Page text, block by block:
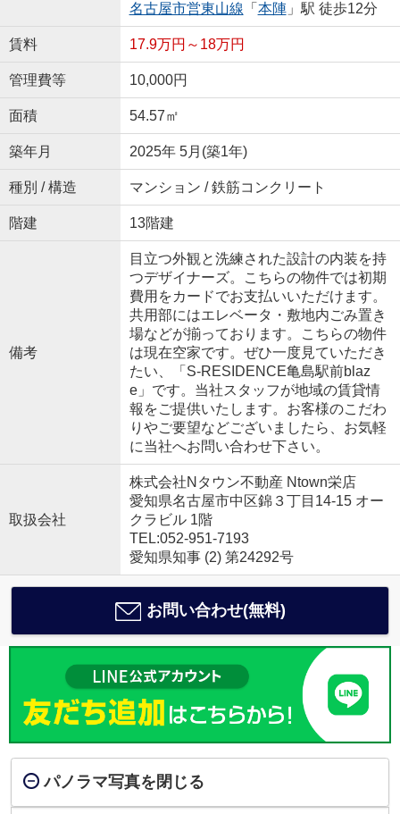
名古屋市営東山線 「 本陣」駅 徒歩12分
賃料 17.9万円～18万円
管理費等 10,000円
面積 54.57㎡
築年月 2025年 5月(築1年)
種別 / 構造 マンション / 鉄筋コンクリート
階建 13階建
備考
目立つ外観と洗練された設計の内装を持
つデザイナーズ。こちらの物件では初期
費用をカードでお支払いいただけます。
共用部にはエレベータ・敷地内ごみ置き
場などが揃っております。こちらの物件
は現在空家です。ぜひ一度見ていただき
たい、「S-RESIDENCE亀島駅前blaz
e」です。当社スタッフが地域の賃貸情
報をご提供いたします。お客様のこだわ
りやご要望などございましたら、お気軽
に当社へお問い合わせ下さい。
取扱会社
株式会社Nタウン不動産 Ntown栄店
愛知県名古屋市中区錦３丁目14-15 オー
クラビル 1階
TEL:052-951-7193
愛知県知事 (2) 第24292号
お問い合わせ(無料)
パノラマ写真を閉じる